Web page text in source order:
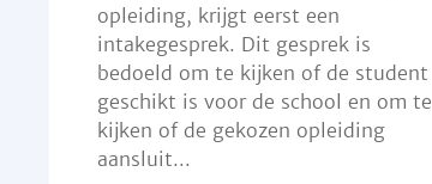
opleiding, krijgt eerst een
intakegesprek. Dit gesprek is
bedoeld om te kijken of de student
geschikt is voor de school en om te
kijken of de gekozen opleiding
aansluit...